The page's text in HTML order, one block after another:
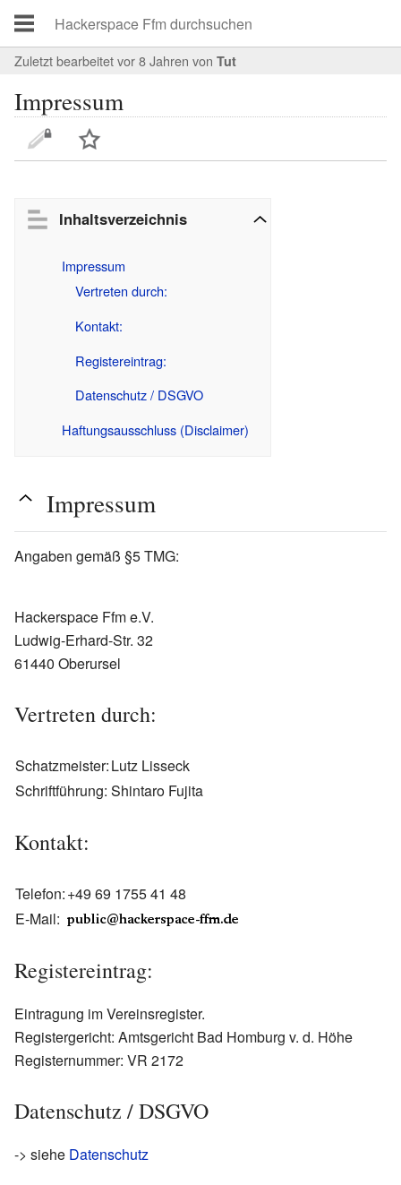
Zuletzt bearbeitet vor 8 Jahren von Tut
Impressum
Inhaltsverzeichnis
Impressum
Vertreten durch:
Kontakt:
Registereintrag:
Datenschutz / DSGVO
Haftungsausschluss (Disclaimer)
Impressum
Angaben gemäß §5 TMG:
Hackerspace Ffm e.V.
Ludwig-Erhard-Str. 32
61440 Oberursel
Vertreten durch:
Schatzmeister:Lutz Lisseck
Schriftführung: Shintaro Fujita
Kontakt:
Telefon:+49 69 1755 41 48
E-Mail:
Registereintrag:
Eintragung im Vereinsregister.
Registergericht: Amtsgericht Bad Homburg v. d. Höhe
Registernummer: VR 2172
Datenschutz / DSGVO
-> siehe Datenschutz